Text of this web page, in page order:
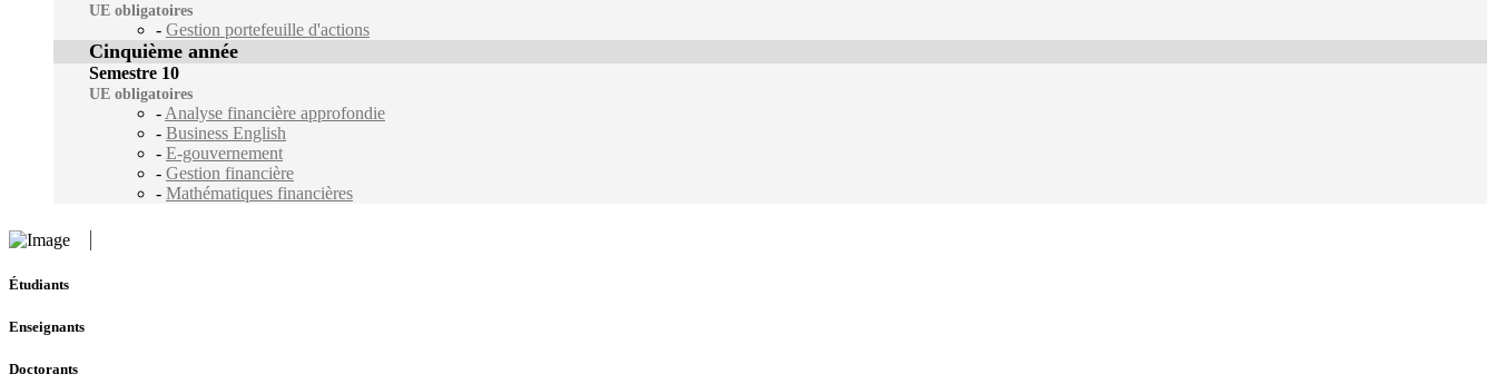
UE obligatoires
- Gestion portefeuille d'actions
Cinquième année
Semestre 10
UE obligatoires
- Analyse financière approfondie
- Business English
- E-gouvernement
- Gestion financière
- Mathématiques financières
Étudiants
Enseignants
Doctorants